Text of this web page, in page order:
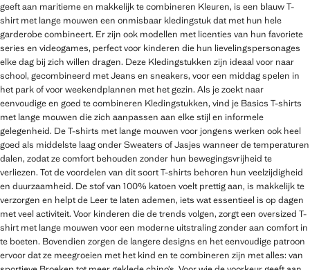
geeft aan maritieme en makkelijk te combineren Kleuren, is een blauw T-
shirt met lange mouwen een onmisbaar kledingstuk dat met hun hele
garderobe combineert. Er zijn ook modellen met licenties van hun favoriete
series en videogames, perfect voor kinderen die hun lievelingspersonages
elke dag bij zich willen dragen. Deze Kledingstukken zijn ideaal voor naar
school, gecombineerd met Jeans en sneakers, voor een middag spelen in
het park of voor weekendplannen met het gezin. Als je zoekt naar
eenvoudige en goed te combineren Kledingstukken, vind je Basics T-shirts
met lange mouwen die zich aanpassen aan elke stijl en informele
gelegenheid. De T-shirts met lange mouwen voor jongens werken ook heel
goed als middelste laag onder Sweaters of Jasjes wanneer de temperaturen
dalen, zodat ze comfort behouden zonder hun bewegingsvrijheid te
verliezen. Tot de voordelen van dit soort T-shirts behoren hun veelzijdigheid
en duurzaamheid. De stof van 100% katoen voelt prettig aan, is makkelijk te
verzorgen en helpt de Leer te laten ademen, iets wat essentieel is op dagen
met veel activiteit. Voor kinderen die de trends volgen, zorgt een oversized T-
shirt met lange mouwen voor een moderne uitstraling zonder aan comfort in
te boeten. Bovendien zorgen de langere designs en het eenvoudige patroon
ervoor dat ze meegroeien met het kind en te combineren zijn met alles: van